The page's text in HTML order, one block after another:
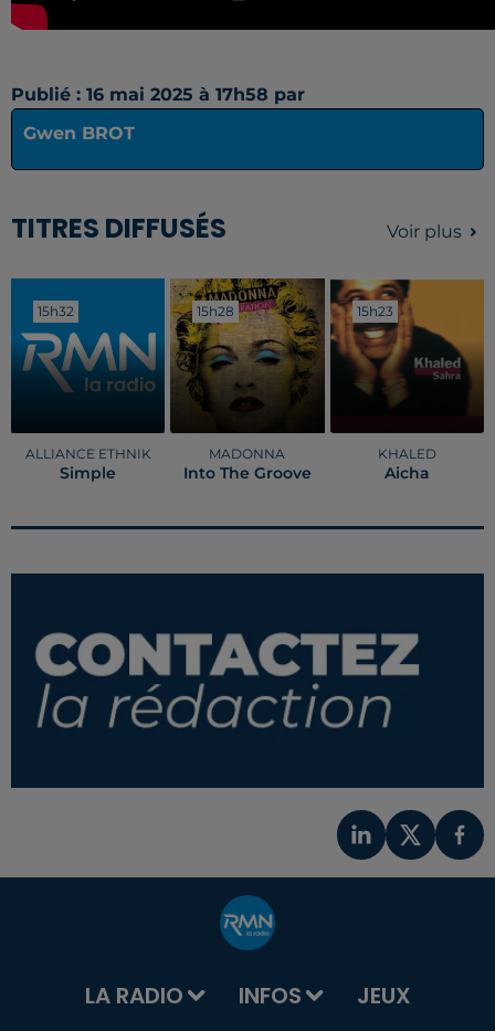
Publié : 16 mai 2025 à 17h58 par
Gwen BROT
TITRES DIFFUSÉS Voir plus
15h32
15h32
ALLIANCE ETHNIK
Simple
15h28
15h28
MADONNA
Into The Groove
15h23
15h23
KHALED
Aicha
LA RADIO INFOS JEUX